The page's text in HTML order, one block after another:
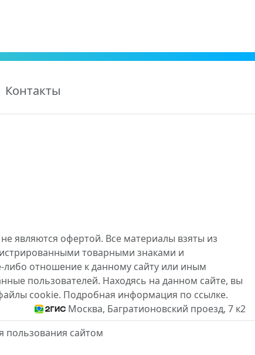
Контакты
являются офертой. Все материалы взяты из
товарными знаками и
либо отношение к данному сайту или иным
пользователей. Находясь на данном сайте, вы
cookie. Подробная информация по ссылке.
Москва, Багратионовский проезд, 7 к2
пользования сайтом